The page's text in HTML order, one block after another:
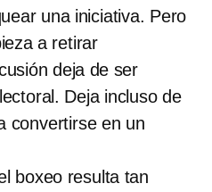
una iniciativa. Pero
a retirar
deja de ser
Deja incluso de
convertirse en un
boxeo resulta tan